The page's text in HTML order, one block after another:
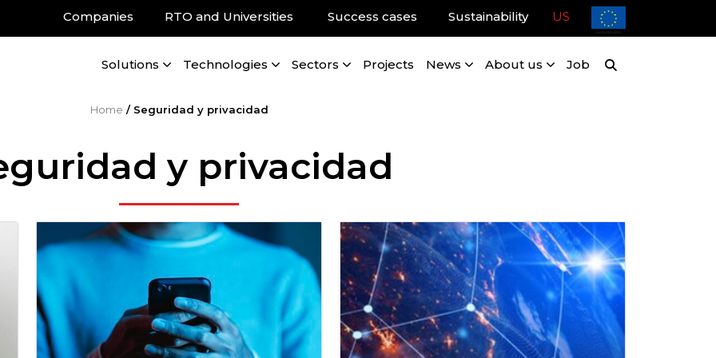
Companies RTO and Universities Success cases Sustainability US
Solutions Technologies Sectors Projects News About us Job
Home / Seguridad y privacidad
y privacidad